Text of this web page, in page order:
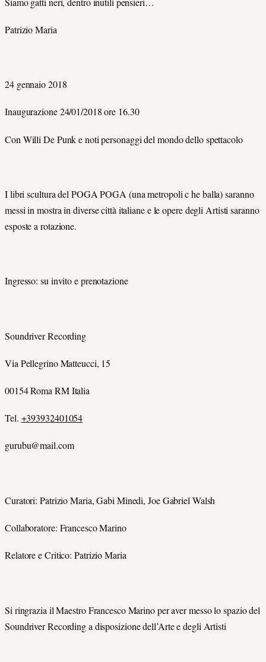
Patrizio Maria
24 gennaio 2018
Inaugurazione 24/01/2018 ore 16.30
Con Willi De Punk e noti personaggi del mondo dello spettacolo
I libri scultura del POGA POGA (una metropoli c he balla) saranno
messi in mostra in diverse città italiane e le opere degli Artisti saranno
esposte a rotazione.
Ingresso: su invito e prenotazione
Soundriver Recording
Via Pellegrino Matteucci, 15
00154 Roma RM Italia
Tel. +393932401054
gurubu@mail.com
Curatori: Patrizio Maria, Gabi Minedi, Joe Gabriel Walsh
Collaboratore: Francesco Marino
Relatore e Critico: Patrizio Maria
Si ringrazia il Maestro Francesco Marino per aver messo lo spazio del
Soundriver Recording a disposizione dell’Arte e degli Artisti